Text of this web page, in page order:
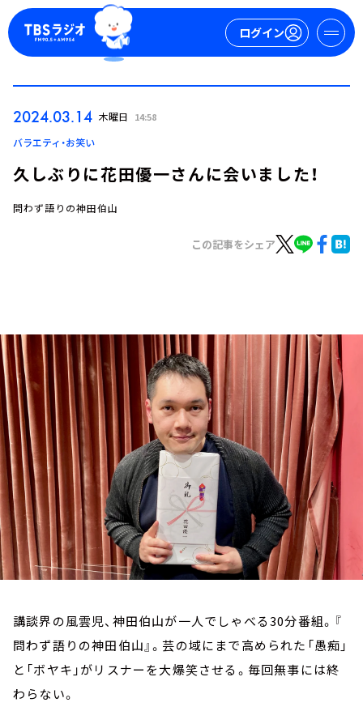
ログイン
ログイン
トピックス
TBS Podcast
お知らせ
イベント・グッズ
YouTube
会社情報
2024.03.14 木曜日 14:58
バラエティ・お笑い
久しぶりに花田優一さんに会いました！
問わず語りの神田伯山
この記事をシェア
講談界の風雲児、神田伯山が一人でしゃべる30分番組。『
問わず語りの神田伯山』。芸の域にまで高められた「愚痴」
と「ボヤキ」がリスナーを大爆笑させる。毎回無事には終
わらない。